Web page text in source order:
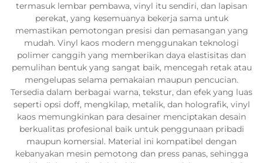
termasuk lembar pembawa, vinyl itu sendiri, dan lapisan
perekat, yang kesemuanya bekerja sama untuk
memastikan pemotongan presisi dan pemasangan yang
mudah. Vinyl kaos modern menggunakan teknologi
polimer canggih yang memberikan daya elastisitas dan
pemulihan bentuk yang sangat baik, mencegah retak atau
mengelupas selama pemakaian maupun pencucian.
Tersedia dalam berbagai warna, tekstur, dan efek yang luas
seperti opsi doff, mengkilap, metalik, dan holografik, vinyl
kaos memungkinkan para desainer menciptakan desain
berkualitas profesional baik untuk penggunaan pribadi
maupun komersial. Material ini kompatibel dengan
kebanyakan mesin pemotong dan press panas, sehingga